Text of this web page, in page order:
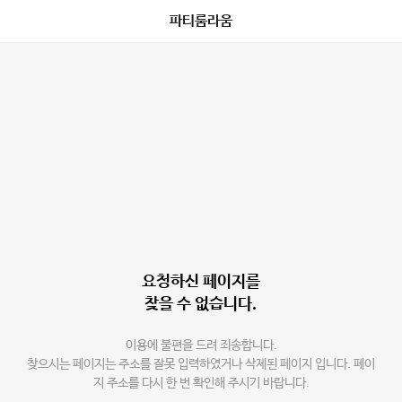
파티룸라움
요청하신 페이지를
찾을 수 없습니다.
이용에 불편을 드려 죄송합니다.
찾으시는 페이지는 주소를 잘못 입력하였거나 삭제된 페이지 입니다. 페이
지 주소를 다시 한 번 확인해 주시기 바랍니다.